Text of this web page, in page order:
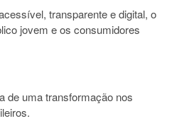
transparente e digital, o
jovem e os consumidores
de uma transformação nos